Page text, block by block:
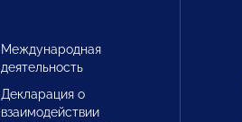
Международная
деятельность
Декларация о
взаимодействии